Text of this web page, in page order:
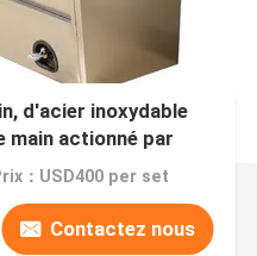
d'acier inoxydable
main actionné par
：USD400 per set
Contactez nous